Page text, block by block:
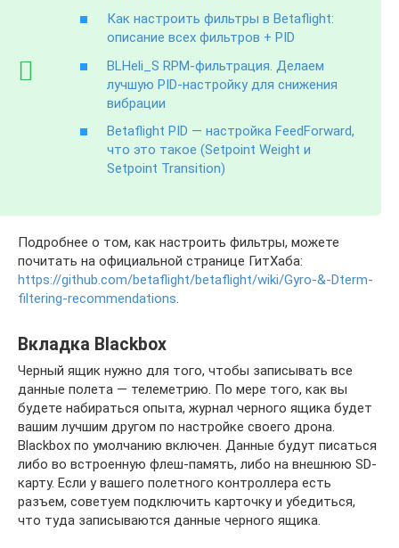
Как настроить фильтры в Betaflight:
описание всех фильтров + PID
BLHeli_S RPM-фильтрация. Делаем
лучшую PID-настройку для снижения
вибрации
Betaflight PID — настройка FeedForward,
что это такое (Setpoint Weight и
Setpoint Transition)
Подробнее о том, как настроить фильтры, можете
почитать на официальной странице ГитХаба:
https://github.com/betaflight/betaflight/wiki/Gyro-&-Dterm-
filtering-recommendations.
Вкладка Blackbox
Черный ящик нужно для того, чтобы записывать все
данные полета — телеметрию. По мере того, как вы
будете набираться опыта, журнал черного ящика будет
вашим лучшим другом по настройке своего дрона.
Blackbox по умолчанию включен. Данные будут писаться
либо во встроенную флеш-память, либо на внешнюю SD-
карту. Если у вашего полетного контроллера есть
разъем, советуем подключить карточку и убедиться,
что туда записываются данные черного ящика.